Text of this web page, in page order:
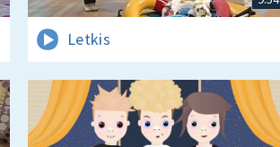
Letkis